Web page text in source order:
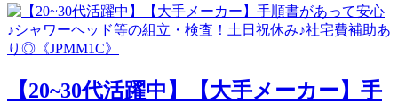
【20~30代活躍中】【大手メーカー】手